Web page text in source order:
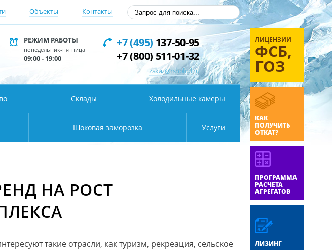
Объекты Контакты
РЕЖИМ РАБОТЫ
понедельник-пятница
09:00 - 19:00
+7 (495) 137-50-95
+7 (800) 511-01-32
zakaz@rsholod.ru
Склады Холодильные камеры
Шоковая заморозка Услуги
ЛИЦЕНЗИИ
ФСБ,
ГОЗ
КАК
ПОЛУЧИТЬ
ОТКАТ?
ПРОГРАММА
РАСЧЕТА
АГРЕГАТОВ
ЛИЗИНГ
НА РОСТ
такие отрасли, как туризм, рекреация, сельское